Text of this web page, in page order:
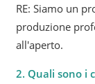
RE: Siamo un
produzione
all'aperto.
2. Quali sono i